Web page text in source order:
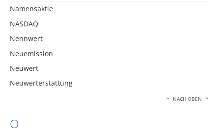
Namensaktie
NASDAQ
Nennwert
Neuemission
Neuwert
Neuwerterstattung
NACH OBEN
O